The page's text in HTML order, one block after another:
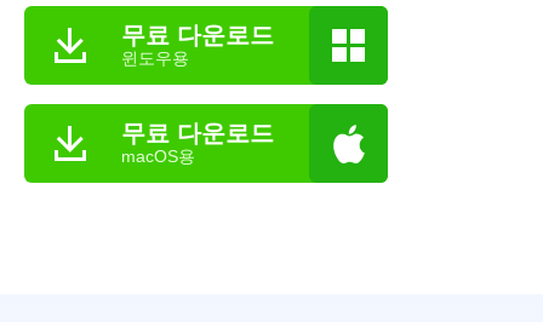
무료 다운로드
윈도우용
무료 다운로드
macOS용